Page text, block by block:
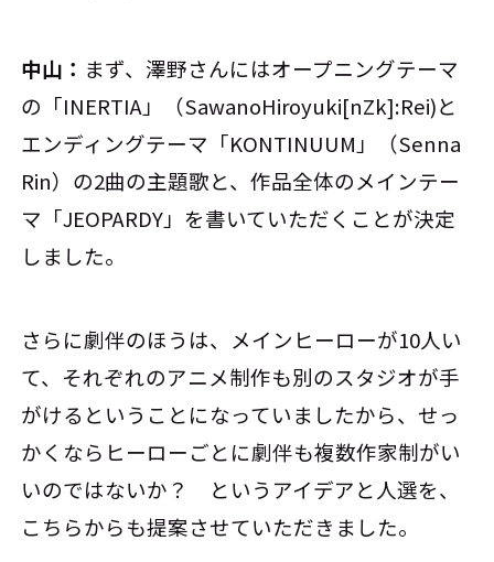
中山： まず、澤野さんにはオープニングテーマ
の「INERTIA」（SawanoHiroyuki[nZk]:Rei)と
エンディングテーマ「KONTINUUM」（Senna
Rin）の2曲の主題歌と、作品全体のメインテー
マ「JEOPARDY」を書いていただくことが決定
しました。
さらに劇伴のほうは、メインヒーローが10人い
て、それぞれのアニメ制作も別のスタジオが手
がけるということになっていましたから、せっ
かくならヒーローごとに劇伴も複数作家制がい
いのではないか？ というアイデアと人選を、
こちらからも提案させていただきました。